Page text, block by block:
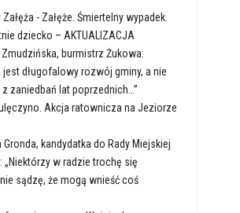
- Załęże. Śmiertelny wypadek.
dziecko – AKTUALIZACJA
Zmudzińska, burmistrz Żukowa:
jest długofalowy rozwój gminy, a nie
z zaniedbań lat poprzednich…”
Akcja ratownicza na Jeziorze
Gronda, kandydatka do Rady Miejskiej
„Niektórzy w radzie trochę się
sądzę, że mogą wnieść coś